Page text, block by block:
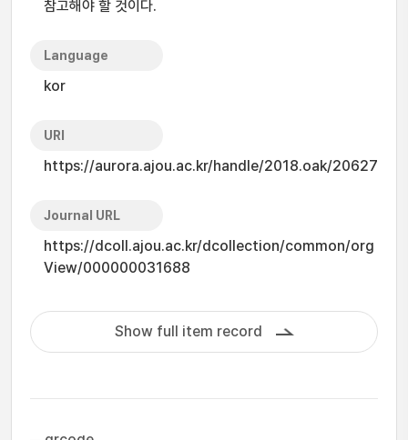
참고해야 할 것이다.
Language
kor
URI
https://aurora.ajou.ac.kr/handle/2018.oak/20627
Journal URL
https://dcoll.ajou.ac.kr/dcollection/common/org
View/000000031688
Show full item record